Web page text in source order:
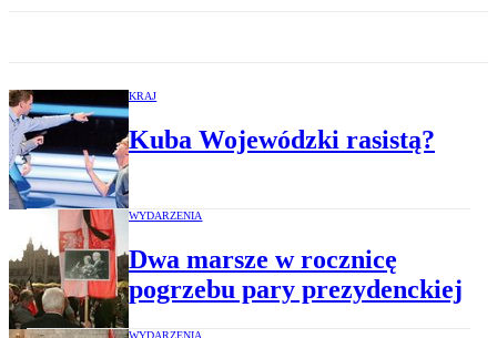
KRAJ
Kuba Wojewódzki rasistą?
WYDARZENIA
Dwa marsze w rocznicę
pogrzebu pary prezydenckiej